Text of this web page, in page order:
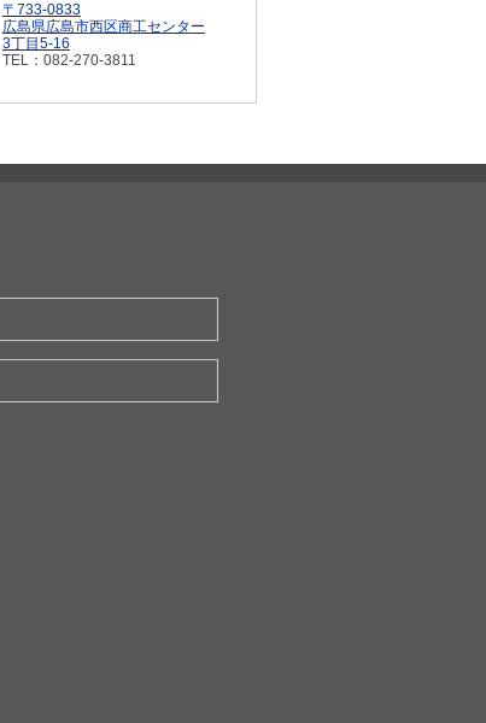
〒733-0833
広島県広島市西区商工センター
3丁目5-16
TEL：082-270-3811